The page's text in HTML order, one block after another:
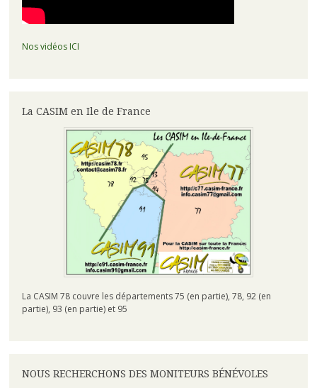
Nos vidéos ICI
La CASIM en Ile de France
La CASIM 78 couvre les départements 75 (en partie), 78, 92 (en
partie), 93 (en partie) et 95
NOUS RECHERCHONS DES MONITEURS BÉNÉVOLES